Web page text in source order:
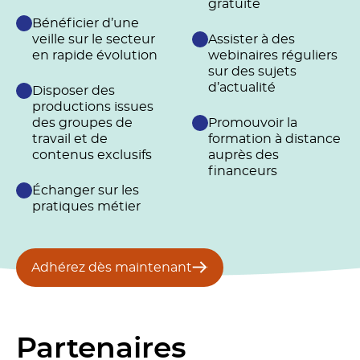
Bénéficier d’une
veille sur le secteur
en rapide évolution
Disposer des
productions issues
des groupes de
travail et de
contenus exclusifs
Échanger sur les
pratiques métier
gratuite
Assister à des
webinaires réguliers
sur des sujets
d’actualité
Promouvoir la
formation à distance
auprès des
financeurs
Adhérez dès maintenant
Partenaires